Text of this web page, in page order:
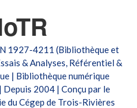
1927-4211 (Bibliothèque et
& Analyses, Référentiel &
| Bibliothèque numérique
2004 | Conçu par le
du Cégep de Trois-Rivières